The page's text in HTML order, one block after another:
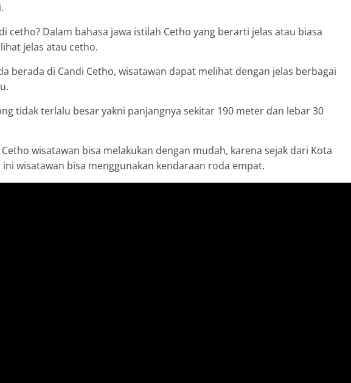
cetho? Dalam bahasa jawa istilah Cetho yang berarti jelas atau biasa
jelas atau cetho.
berada di Candi Cetho, wisatawan dapat melihat dengan jelas berbagai
tidak terlalu besar yakni panjangnya sekitar 190 meter dan lebar 30
wisatawan bisa melakukan dengan mudah, karena sejak dari Kota
wisatawan bisa menggunakan kendaraan roda empat.